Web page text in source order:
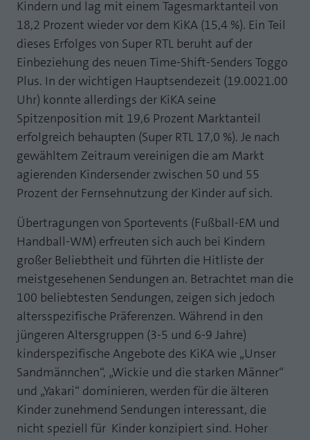
Kindern und lag mit einem Tagesmarktanteil von
18,2 Prozent wieder vor dem KiKA (15,4 %). Ein Teil
dieses Erfolges von Super RTL beruht auf der
Einbeziehung des neuen Time-Shift-Senders Toggo
Plus. In der wichtigen Hauptsendezeit (19.0021.00
Uhr) konnte allerdings der KiKA seine
Spitzenposition mit 19,6 Prozent Marktanteil
erfolgreich behaupten (Super RTL 17,0 %). Je nach
gewähltem Zeitraum vereinigen die am Markt
agierenden Kindersender zwischen 50 und 55
Prozent der Fernsehnutzung der Kinder auf sich.
Übertragungen von Sportevents (Fußball-EM und
Handball-WM) erfreuten sich auch bei Kindern
großer Beliebtheit und führten die Hitliste der
meistgesehenen Sendungen an. Betrachtet man die
100 beliebtesten Sendungen, zeigen sich jedoch
altersspezifische Präferenzen. Während in den
jüngeren Altersgruppen (3-5 und 6-9 Jahre)
kinderspezifische Angebote des KiKA wie „Unser
Sandmännchen“, „Wickie und die starken Männer“
und „Yakari“ dominieren, werden für die älteren
Kinder zunehmend Sendungen interessant, die
nicht speziell für Kinder konzipiert sind. Hoher